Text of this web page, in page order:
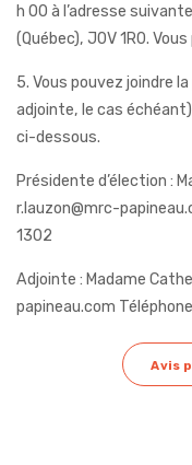
h 00 à l’adresse
(Québec), J0V 1R0.
5. Vous pouvez joindre
adjointe, le cas échéant)
ci-dessous.
Présidente d’élection :
r.lauzon@mrc-
1302
Adjointe : Madame
papineau.com
Avis